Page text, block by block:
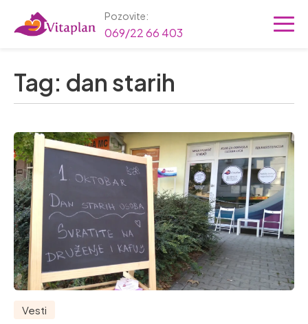
Pozovite:
069/22 66 403
Tag: dan starih
Vesti